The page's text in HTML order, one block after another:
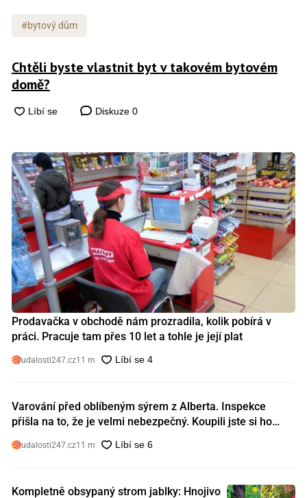
#bytový dům
Chtěli byste vlastnit byt v takovém bytovém
domě?
Diskuze 0
Prodavačka v obchodě nám prozradila, kolik pobírá v
práci. Pracuje tam přes 10 let a tohle je její plat
udalosti247.cz11 m
Varování před oblíbeným sýrem z Alberta. Inspekce
přišla na to, že je velmi nebezpečný. Koupili jste si ho
udalosti247.cz11 m
Kompletně obsypaný strom jablky: Hnojivo